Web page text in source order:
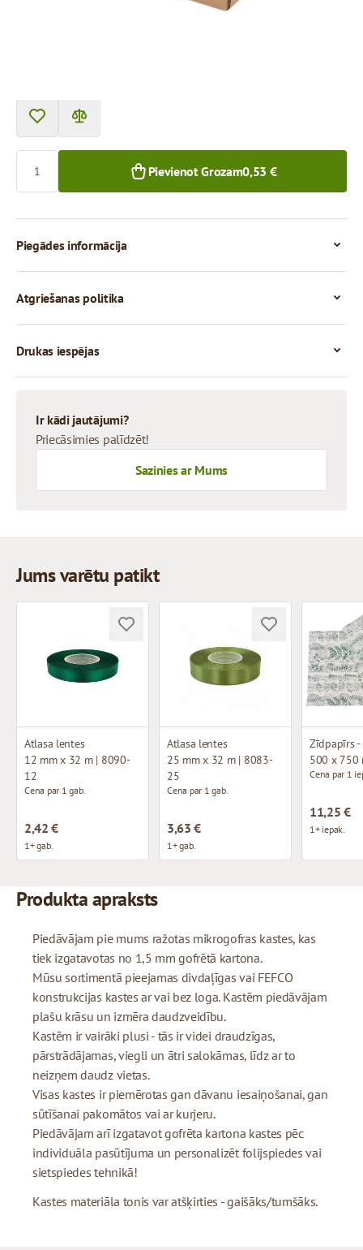
Pievienot Grozam0,53 €
Piegādes informācija
Atgriešanas politika
Drukas iespējas
Ir kādi jautājumi?
Priecāsimies palīdzēt!
Sazinies ar Mums
Jums varētu patikt
Atlasa lentes
12 mm x 32 m | 8090-
12
Cena par 1 gab.
2,42 €
1+ gab.
Atlasa lentes
25 mm x 32 m | 8083-
25
Cena par 1 gab.
3,63 €
1+ gab.
500 x 750
Cena par 1
11,25 €
1+ iepak.
Produkta apraksts
Piedāvājam pie mums ražotas mikrogofras kastes, kas
tiek izgatavotas no 1,5 mm gofrētā kartona.
Mūsu sortimentā pieejamas divdaļīgas vai FEFCO
konstrukcijas kastes ar vai bez loga. Kastēm piedāvājam
plašu krāsu un izmēra daudzveidību.
Kastēm ir vairāki plusi - tās ir videi draudzīgas,
pārstrādājamas, viegli un ātri salokāmas, līdz ar to
neizņem daudz vietas.
Visas kastes ir piemērotas gan dāvanu iesaiņošanai, gan
sūtīšanai pakomātos vai ar kurjeru.
Piedāvājam arī izgatavot gofrēta kartona kastes pēc
individuāla pasūtījuma un personalizēt folijspiedes vai
sietspiedes tehnikā!
Kastes materiāla tonis var atšķirties - gaišāks/tumšāks.